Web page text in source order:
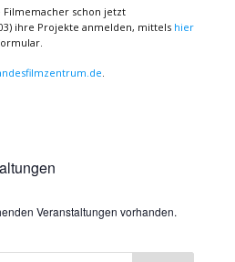
schon jetzt
ihre Projekte anmelden, mittels hier
.
Veranstaltungen vorhanden.